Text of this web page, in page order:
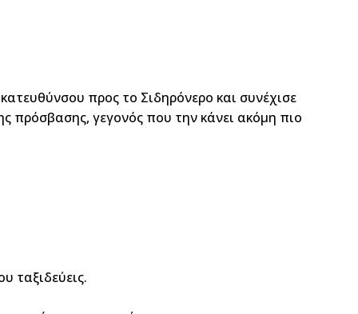
προς το Σιδηρόνερο και συνέχισε
πρόσβασης, γεγονός που την κάνει ακόμη πιο
ταξιδεύεις.